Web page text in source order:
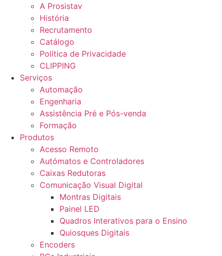
A Prosistav
História
Recrutamento
Catálogo
Política de Privacidade
CLIPPING
Serviços
Automação
Engenharia
Assistência Pré e Pós-venda
Formação
Produtos
Acesso Remoto
Autómatos e Controladores
Caixas Redutoras
Comunicação Visual Digital
Montras Digitais
Painel LED
Quadros Interativos para o Ensino
Quiosques Digitais
Encoders